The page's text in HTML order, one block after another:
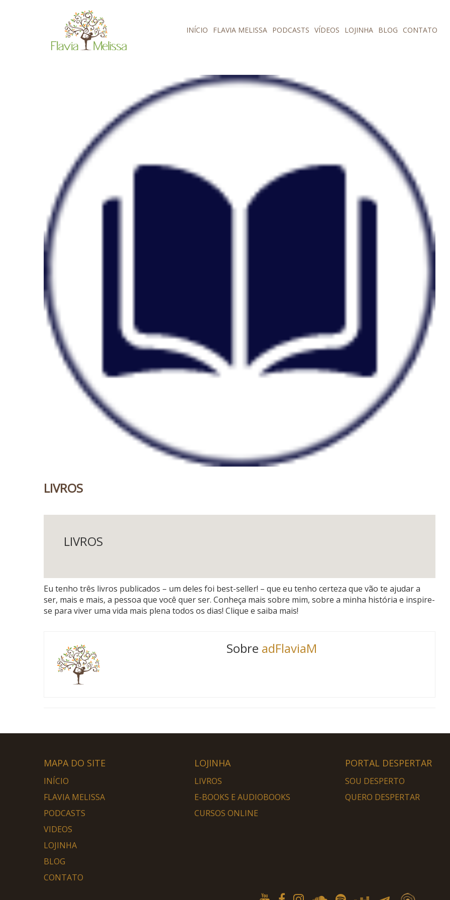
Pular para o conteúdo
INÍCIO FLAVIA MELISSA PODCASTS VÍDEOS LOJINHA BLOG CONTATO
LIVROS
LIVROS
Eu tenho três livros publicados – um deles foi best-seller! – que eu tenho certeza que vão te ajudar a
ser, mais e mais, a pessoa que você quer ser. Conheça mais sobre mim, sobre a minha história e inspire-
se para viver uma vida mais plena todos os dias! Clique e saiba mais!
Sobre adFlaviaM
MAPA DO SITE
INÍCIO
FLAVIA MELISSA
PODCASTS
VIDEOS
LOJINHA
BLOG
CONTATO
LOJINHA
LIVROS
E-BOOKS E AUDIOBOOKS
CURSOS ONLINE
PORTAL DESPERTAR
SOU DESPERTO
QUERO DESPERTAR